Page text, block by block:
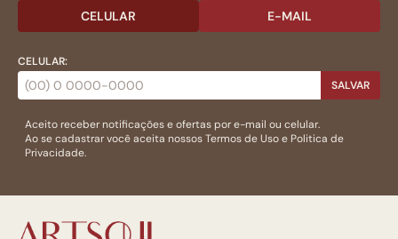
CELULAR E-MAIL
CELULAR:
SALVAR
Aceito receber notificações e ofertas por e-mail ou celular.
Ao se cadastrar você aceita nossosTermos de Usoe Politica de
Privacidade.